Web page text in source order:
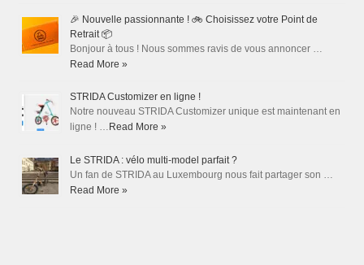
🎉 Nouvelle passionnante ! 🚲 Choisissez votre Point de
Retrait 📦
Bonjour à tous ! Nous sommes ravis de vous annoncer …
Read More »
STRIDA Customizer en ligne !
Notre nouveau STRIDA Customizer unique est maintenant en
ligne ! … Read More »
Le STRIDA : vélo multi-model parfait ?
Un fan de STRIDA au Luxembourg nous fait partager son …
Read More »